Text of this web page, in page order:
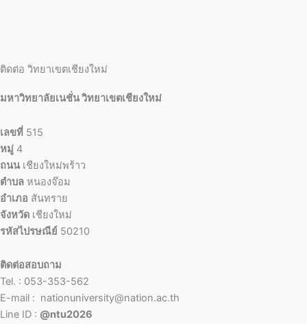
ติดต่อ วิทยาเขตเชียงใหม่
มหาวิทยาลัยเนชั่น วิทยาเขตเชียงใหม่
เลขที่ 515
หมู่ 4
ถนน เชียงใหม่พร้าว
ตำบล หนองจ๊อม
อำเภอ สันทราย
จังหวัด เชียงใหม่
รหัสไปรษณีย์ 50210
ติดต่อสอบถาม
Tel. : 053-353-562
E-mail : nationuniversity@nation.ac.th
Line ID : @ntu2026